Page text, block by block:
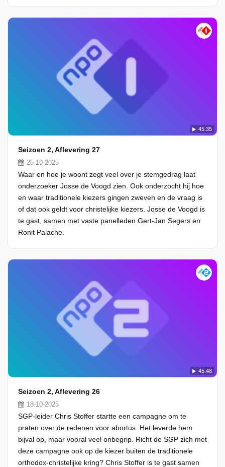
45:35
Seizoen 2, Aflevering 27
25-10-2025
Waar en hoe je woont zegt veel over je stemgedrag laat
onderzoeker Josse de Voogd zien. Ook onderzocht hij hoe
en waar traditionele kiezers gingen zweven en de vraag is
of dat ook geldt voor christelijke kiezers. Josse de Voogd is
te gast, samen met vaste panelleden Gert-Jan Segers en
Ronit Palache.
45:48
Seizoen 2, Aflevering 26
18-10-2025
SGP-leider Chris Stoffer startte een campagne om te
praten over de redenen voor abortus. Het leverde hem
bijval op, maar vooral veel onbegrip. Richt de SGP zich met
deze campagne ook op de kiezer buiten de traditionele
orthodox-christelijke kring? Chris Stoffer is te gast samen